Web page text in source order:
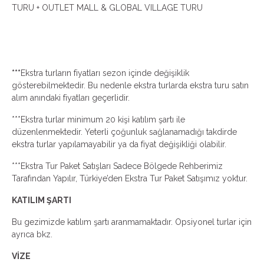
TURU + OUTLET MALL & GLOBAL VILLAGE TURU
***Ekstra turların fiyatları sezon içinde değişiklik
gösterebilmektedir. Bu nedenle ekstra turlarda ekstra turu satın
alım anındaki fiyatları geçerlidir.
***Ekstra turlar minimum 20 kişi katılım şartı ile
düzenlenmektedir. Yeterli çoğunluk sağlanamadığı takdirde
ekstra turlar yapılamayabilir ya da fiyat değişikliği olabilir.
***Ekstra Tur Paket Satışları Sadece Bölgede Rehberimiz
Tarafından Yapılır, Türkiye’den Ekstra Tur Paket Satışımız yoktur.
KATILIM ŞARTI
Bu gezimizde katılım şartı aranmamaktadır. Opsiyonel turlar için
ayrıca bkz.
VİZE